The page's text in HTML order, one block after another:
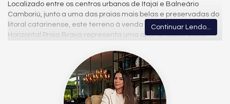
Localizado entre os centros urbanos de Itajaí e Balneário
Camboriú, junto a uma das praias mais belas e preservadas do
litoral catarinense, este terreno à venda no Condomínio
Horizontal Praia Brava representa uma oportunidade única
qualidade de vida em meio à natureza. Inserido em um cenário
privilegiado, cercado pela Mata Atlântica, o condomínio
proporciona uma conexão genuína com a fauna e a flora locais,
onde trilhas naturais convidam a caminhadas ao ar livre, com
ar puro e vistas encantadoras do mar, criando uma atmosfera
Continuar Lendo...